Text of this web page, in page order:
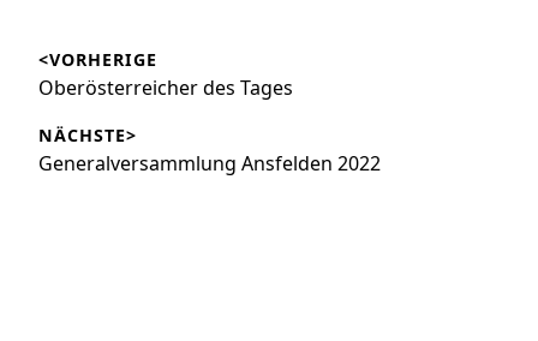
<VORHERIGE
Vorheriger
Oberösterreicher des Tages
NÄCHSTE>
Nächster
Generalversammlung Ansfelden 2022